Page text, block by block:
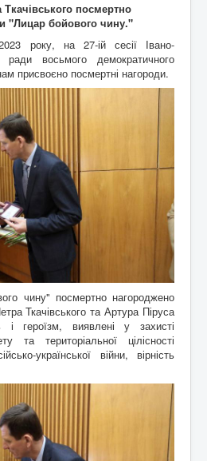
було
Історія сіл
Дивимосі разом
згори
и
Любителям писанини
Знайомство з "князьками"
проблеми
кавоюМрії та спогади
ся робит
Воло
нтерс
ький
проек
"Гал
давні
й
Ткачівського посмертно
"Лицар бойового чину."
року, на 27-ій сесії Івано-
ради восьмого демократичного
присвоєно посмертні нагороди.
чину" посмертно нагороджено
Ткачівського та Артура Піруса
і героїзм, виявлені у захисті
та територіальної цілісності
української війни, вірність